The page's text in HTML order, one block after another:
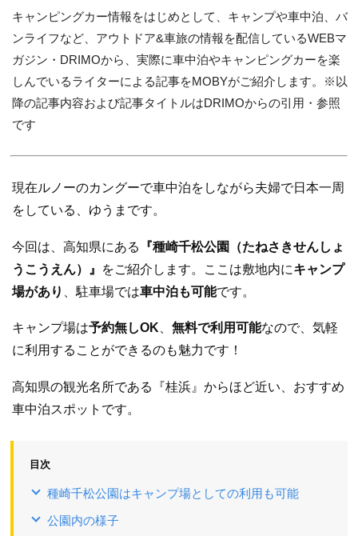
キャンピングカー情報をはじめとして、キャンプや車中泊、バ
ンライフなど、アウトドア&車旅の情報を配信しているWEBマ
ガジン・DRIMOから、実際に車中泊やキャンピングカーを楽
しんでいるライターによる記事をMOBYがご紹介します。※以
降の記事内容および記事タイトルはDRIMOからの引用・参照
です
現在ルノーのカングーで車中泊をしながら夫婦で日本一周
をしている、ゆうまです。
今回は、高知県にある
『種崎千松公園（たねさきせんしょ
うこうえん）』
をご紹介します。ここは敷地内にキャンプ
場があり
、駐車場では車中泊も可能です。
キャンプ場は予約無しOK 無料で利用可能なので、気軽
に利用することができるのも魅力です！
高知県の観光名所である『桂浜』からほど近い、おすすめ
車中泊スポットです。
目次
種崎千松公園はキャンプ場としての利用も可能
公園内の様子